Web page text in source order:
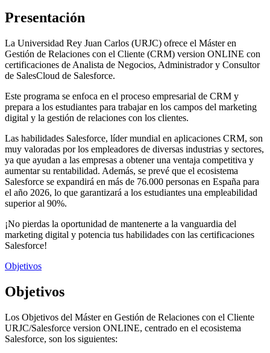
Presentación
La Universidad Rey Juan Carlos (URJC) ofrece el Máster en
Gestión de Relaciones con el Cliente (CRM) version ONLINE con
certificaciones de Analista de Negocios, Administrador y Consultor
de SalesCloud de Salesforce.
Este programa se enfoca en el proceso empresarial de CRM y
prepara a los estudiantes para trabajar en los campos del marketing
digital y la gestión de relaciones con los clientes.
Las habilidades Salesforce, líder mundial en aplicaciones CRM, son
muy valoradas por los empleadores de diversas industrias y sectores,
ya que ayudan a las empresas a obtener una ventaja competitiva y
aumentar su rentabilidad. Además, se prevé que el ecosistema
Salesforce se expandirá en más de 76.000 personas en España para
el año 2026, lo que garantizará a los estudiantes una empleabilidad
superior al 90%.
¡No pierdas la oportunidad de mantenerte a la vanguardia del
marketing digital y potencia tus habilidades con las certificaciones
Salesforce!
Objetivos
Objetivos
Los Objetivos del Máster en Gestión de Relaciones con el Cliente
URJC/Salesforce version ONLINE, centrado en el ecosistema
Salesforce, son los siguientes: